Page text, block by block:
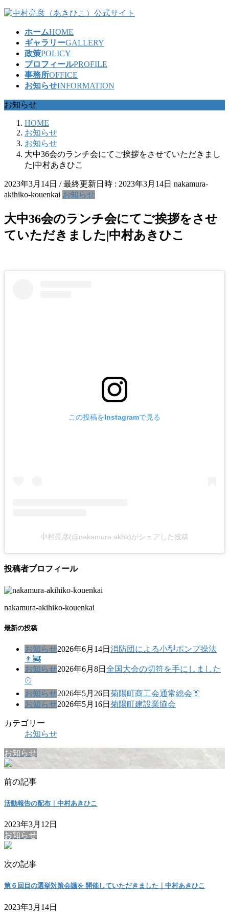
コ
ッ
プ
ナ
移
動
ホームHOME
ギャラリーGALLERY
政策POLICY
プロフィールPROFILE
事務所OFFICE
お知らせINFORMATION
お知らせ
HOME
お知らせ
お知らせ
大中36会のランチ会にてご挨拶をさせていただきまし
た|中村あきひこ
2023年3月14日 / 最終更新日時 : 2023年3月14日 nakamura-
akihiko-kouenkai お知らせ
大中36会のランチ会にてご挨拶をさせ
ていただきました|中村あきひこ
この投稿をInstagramで見る
中村亮彦(@nakamura.akhk)がシェアした投稿
投稿者プロフィール
nakamura-akihiko-kouenkai
最新の投稿
お知らせ2026年6月14日 消防団による小型ポンプ操法
👨‍🚒
お知らせ2026年6月8日 全国大会の切符を手にしました
⚾
お知らせ2026年5月26日 菊陽町商工会通常総会👔
お知らせ2026年5月16日 菊陽町建設業協会
カテゴリー
お知らせ
お知らせ
前の記事
活動報告の配布｜中村あきひこ
2023年3月12日
お知らせ
次の記事
第６回目の選挙対策会議を 開催していただきました｜中村あきひこ
2023年3月14日